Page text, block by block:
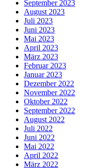
September 2023
August 2023
Juli 2023
Juni 2023
Mai 2023
April 2023
März 2023
Februar 2023
Januar 2023
Dezember 2022
November 2022
Oktober 2022
September 2022
August 2022
Juli 2022
Juni 2022
Mai 2022
April 2022
März 2022